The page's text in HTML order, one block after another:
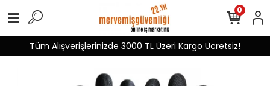
Tüm Alışverişlerinizde 3000 TL Üzeri Kargo Ücretsiz!
0